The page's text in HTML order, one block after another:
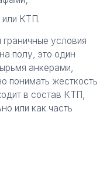
КТП.
условия
полу, это один
анкерами,
понимать жесткость
в состав КТП,
или как часть